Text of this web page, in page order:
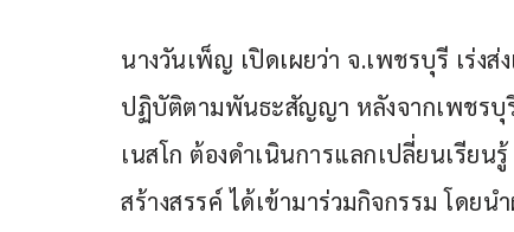
นางวันเพ็ญ เปิดเผยว่า จ.เพชรบุรี เร่งส่
ปฏิบัติตามพันธะสัญญา หลังจากเพชรบุรี
เนสโก ต้องดำเนินการแลกเปลี่ยนเรีย
สร้างสรรค์ ได้เข้ามาร่วมกิจกรรม โดย